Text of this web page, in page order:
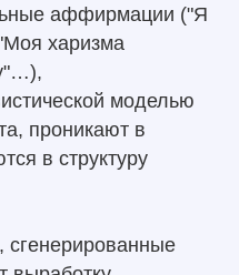
аффирмации ("Я
харизма
моделью
проникают в
в структуру
сгенерированные